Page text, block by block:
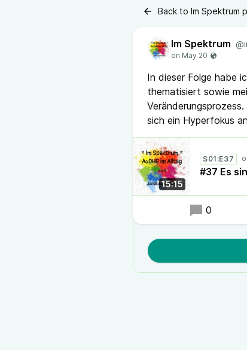
Back to Im Spektrum
Im Spektrum
In dieser Folge habe
thematisiert sowie
sich ein Hyperfokus
15:15
S01:E37
#37 Es
0